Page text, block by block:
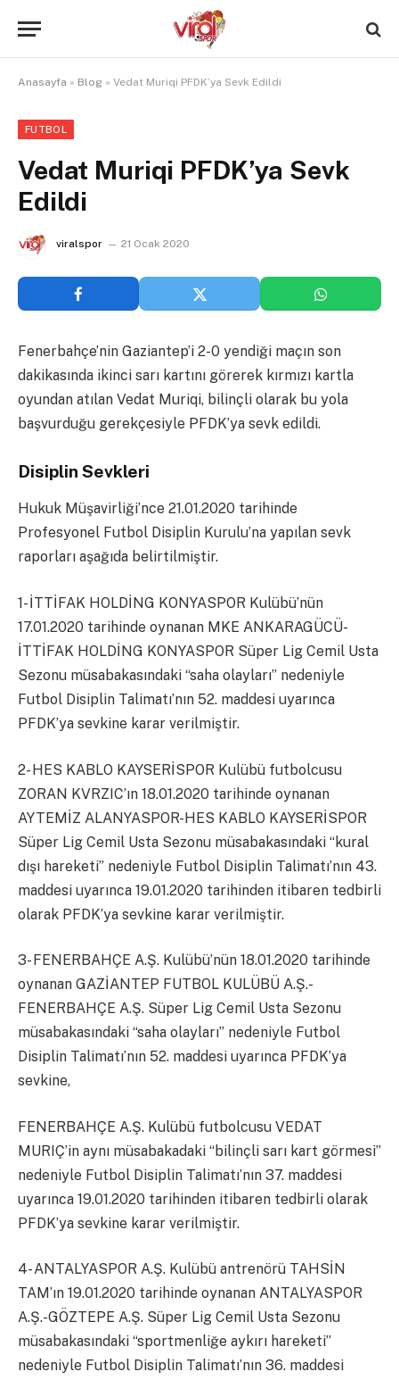
Anasayfa » Blog » Vedat Muriqi PFDK’ya Sevk Edildi
FUTBOL
Vedat Muriqi PFDK’ya Sevk
Edildi
viralspor 21 Ocak 2020
Fenerbahçe’nin Gaziantep’i 2-0 yendiği maçın son
dakikasında ikinci sarı kartını görerek kırmızı kartla
oyundan atılan Vedat Muriqi, bilinçli olarak bu yola
başvurduğu gerekçesiyle PFDK’ya sevk edildi.
Disiplin Sevkleri
Hukuk Müşavirliği’nce 21.01.2020 tarihinde
Profesyonel Futbol Disiplin Kurulu’na yapılan sevk
raporları aşağıda belirtilmiştir.
1- İTTİFAK HOLDİNG KONYASPOR Kulübü’nün
17.01.2020 tarihinde oynanan MKE ANKARAGÜCÜ-
İTTİFAK HOLDİNG KONYASPOR Süper Lig Cemil Usta
Sezonu müsabakasındaki “saha olayları” nedeniyle
Futbol Disiplin Talimatı’nın 52. maddesi uyarınca
PFDK’ya sevkine karar verilmiştir.
2- HES KABLO KAYSERİSPOR Kulübü futbolcusu
ZORAN KVRZIC’ın 18.01.2020 tarihinde oynanan
AYTEMİZ ALANYASPOR-HES KABLO KAYSERİSPOR
Süper Lig Cemil Usta Sezonu müsabakasındaki “kural
dışı hareketi” nedeniyle Futbol Disiplin Talimatı’nın 43.
maddesi uyarınca 19.01.2020 tarihinden itibaren tedbirli
olarak PFDK’ya sevkine karar verilmiştir.
3- FENERBAHÇE A.Ş. Kulübü’nün 18.01.2020 tarihinde
oynanan GAZİANTEP FUTBOL KULÜBÜ A.Ş.-
FENERBAHÇE A.Ş. Süper Lig Cemil Usta Sezonu
müsabakasındaki “saha olayları” nedeniyle Futbol
Disiplin Talimatı’nın 52. maddesi uyarınca PFDK’ya
sevkine,
FENERBAHÇE A.Ş. Kulübü futbolcusu VEDAT
MURIÇ’in aynı müsabakadaki “bilinçli sarı kart görmesi”
nedeniyle Futbol Disiplin Talimatı’nın 37. maddesi
uyarınca 19.01.2020 tarihinden itibaren tedbirli olarak
PFDK’ya sevkine karar verilmiştir.
4- ANTALYASPOR A.Ş. Kulübü antrenörü TAHSİN
TAM’ın 19.01.2020 tarihinde oynanan ANTALYASPOR
A.Ş.-GÖZTEPE A.Ş. Süper Lig Cemil Usta Sezonu
müsabakasındaki “sportmenliğe aykırı hareketi”
nedeniyle Futbol Disiplin Talimatı’nın 36. maddesi